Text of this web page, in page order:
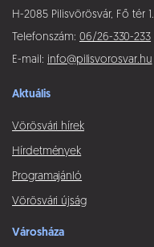
H-2085 Pilisvörösvár, Fő tér 1.
Telefonszám: 06/26-330-233
E-mail: info@pilisvorosvar.hu
Aktuális
Vörösvári hírek
Hírdetmények
Programajánló
Vörösvári újság
Városháza